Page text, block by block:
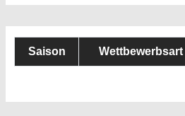
Saison Wettbewerbsart